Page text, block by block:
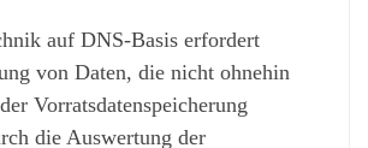
auf DNS-Basis erfordert
von Daten, die nicht ohnehin
Vorratsdatenspeicherung
die Auswertung der